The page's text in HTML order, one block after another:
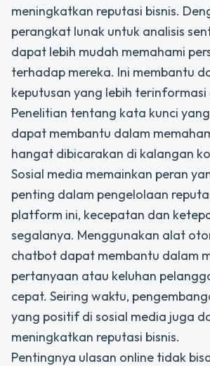
meningkatkan reputasi bisnis.
perangkat lunak untuk analisis
dapat lebih mudah memahami
terhadap mereka. Ini membantu
keputusan yang lebih
Penelitian tentang kata kunci
dapat membantu dalam
hangat dibicarakan di kalangan
Sosial media memainkan peran
penting dalam pengelolaan
platform ini, kecepatan dan
segalanya. Menggunakan alat
chatbot dapat membantu dalam
pertanyaan atau keluhan
cepat. Seiring waktu,
yang positif di sosial media juga
meningkatkan reputasi bisnis.
Pentingnya ulasan online tidak